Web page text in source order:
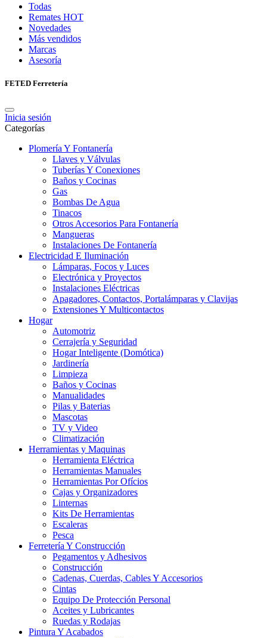
Todas
Remates HOT
Novedades
Más vendidos
Marcas
Asesoría
FETED Ferretería
Inicia sesión
Categorías
Plomería Y Fontanería
Llaves y Válvulas
Tuberías Y Conexiones
Baños y Cocinas
Gas
Bombas De Agua
Tinacos
Otros Accesorios Para Fontanería
Mangueras
Instalaciones De Fontanería
Electricidad E Iluminación
Lámparas, Focos y Luces
Electrónica y Proyectos
Instalaciones Eléctricas
Apagadores, Contactos, Portalámparas y Clavijas
Extensiones Y Multicontactos
Hogar
Automotriz
Cerrajería y Seguridad
Hogar Inteligente (Domótica)
Jardinería
Limpieza
Baños y Cocinas
Manualidades
Pilas y Baterias
Mascotas
TV y Video
Climatización
Herramientas y Maquinas
Herramienta Eléctrica
Herramientas Manuales
Herramientas Por Ofícios
Cajas y Organizadores
Linternas
Kits De Herramientas
Escaleras
Pesca
Ferretería Y Construcción
Pegamentos y Adhesivos
Construcción
Cadenas, Cuerdas, Cables Y Accesorios
Cintas
Equipo De Protección Personal
Aceites y Lubricantes
Ruedas y Rodajas
Pintura Y Acabados